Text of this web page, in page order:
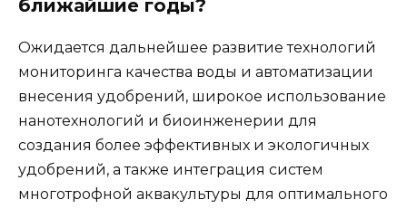
ближайшие годы?
Ожидается дальнейшее развитие технологий
мониторинга качества воды и автоматизации
внесения удобрений, широкое использование
нанотехнологий и биоинженерии для
создания более эффективных и экологичных
удобрений, а также интеграция систем
многотрофной аквакультуры для оптимального